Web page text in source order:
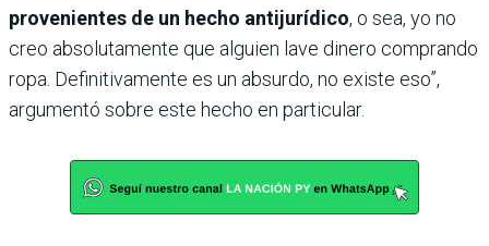
provenientes de un hecho antijurídico, o sea, yo no
creo absolutamente que alguien lave dinero comprando
ropa. Definitivamente es un absurdo, no existe eso”,
argumentó sobre este hecho en particular.